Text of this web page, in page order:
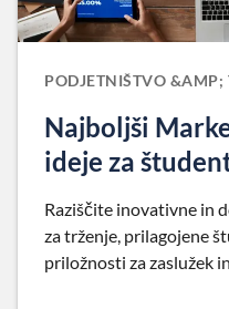
PODJETNIŠTVO &AMP;
Najboljši
ideje za
Raziščite inovativne in
za trženje, prilagojene
priložnosti za zaslužek